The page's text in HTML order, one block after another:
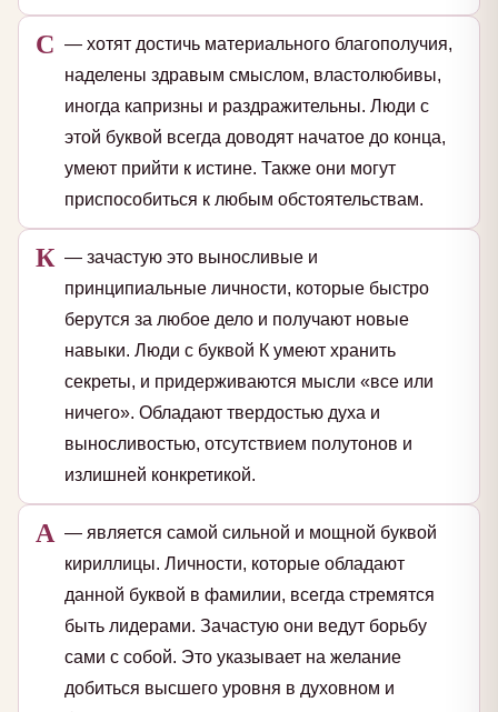
С — хотят достичь материального благополучия,
наделены здравым смыслом, властолюбивы,
иногда капризны и раздражительны. Люди с
этой буквой всегда доводят начатое до конца,
умеют прийти к истине. Также они могут
приспособиться к любым обстоятельствам.
К — зачастую это выносливые и
принципиальные личности, которые быстро
берутся за любое дело и получают новые
навыки. Люди с буквой К умеют хранить
секреты, и придерживаются мысли «все или
ничего». Обладают твердостью духа и
выносливостью, отсутствием полутонов и
излишней конкретикой.
А — является самой сильной и мощной буквой
кириллицы. Личности, которые обладают
данной буквой в фамилии, всегда стремятся
быть лидерами. Зачастую они ведут борьбу
сами с собой. Это указывает на желание
добиться высшего уровня в духовном и